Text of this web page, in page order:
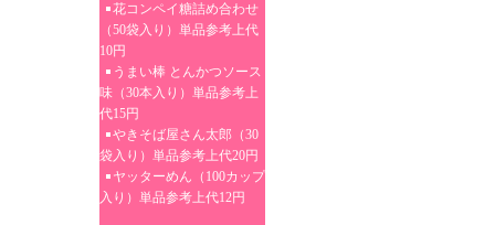
花コンペイ糖詰め合わせ
（50袋入り）単品参考上代
10円
うまい棒 とんかつソース
味（30本入り）単品参考上
代15円
やきそば屋さん太郎（30
袋入り）単品参考上代20円
ヤッターめん（100カップ
入り）単品参考上代12円